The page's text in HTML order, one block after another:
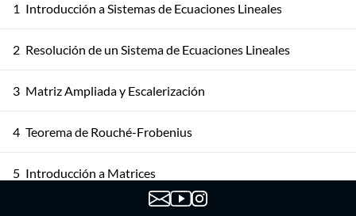
1 Introducción a Sistemas de Ecuaciones Lineales
2 Resolución de un Sistema de Ecuaciones Lineales
3 Matriz Ampliada y Escalerización
4 Teorema de Rouché-Frobenius
5 Introducción a Matrices